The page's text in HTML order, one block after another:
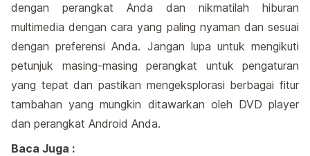
dengan perangkat Anda dan nikmatilah hiburan
multimedia dengan cara yang paling nyaman dan sesuai
dengan preferensi Anda. Jangan lupa untuk mengikuti
petunjuk masing-masing perangkat untuk pengaturan
yang tepat dan pastikan mengeksplorasi berbagai fitur
tambahan yang mungkin ditawarkan oleh DVD player
dan perangkat Android Anda.
Baca Juga :